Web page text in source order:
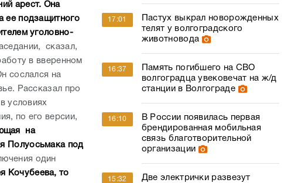
арест. Она
ее подзащитного
уголовно-
сказал,
в вверенном
сослался на
Рассказал про
условиях
по его версии,
на
Полуосьмака под
один
Кочубеева, то
17:01
Пастух выкрал новорожденных
телят у волгоградского
животновода
16:37
Память погибшего на СВО
волгоградца увековечат на ж/д
станции в Волгограде
16:10
В России появилась первая
брендированная мобильная
связь благотворительной
организации
15:32
Две электрички развезут